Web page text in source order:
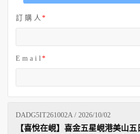
訂 購 人
E m a i l
DADG5IT261002A / 2026/10/02
【喜悅在峴】喜金五星峴港美山五